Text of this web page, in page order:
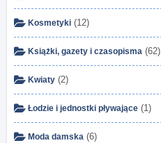
Kosmetyki (12)
Książki, gazety i czasopisma (62)
Kwiaty (2)
Łodzie i jednostki pływające (1)
Moda damska (6)